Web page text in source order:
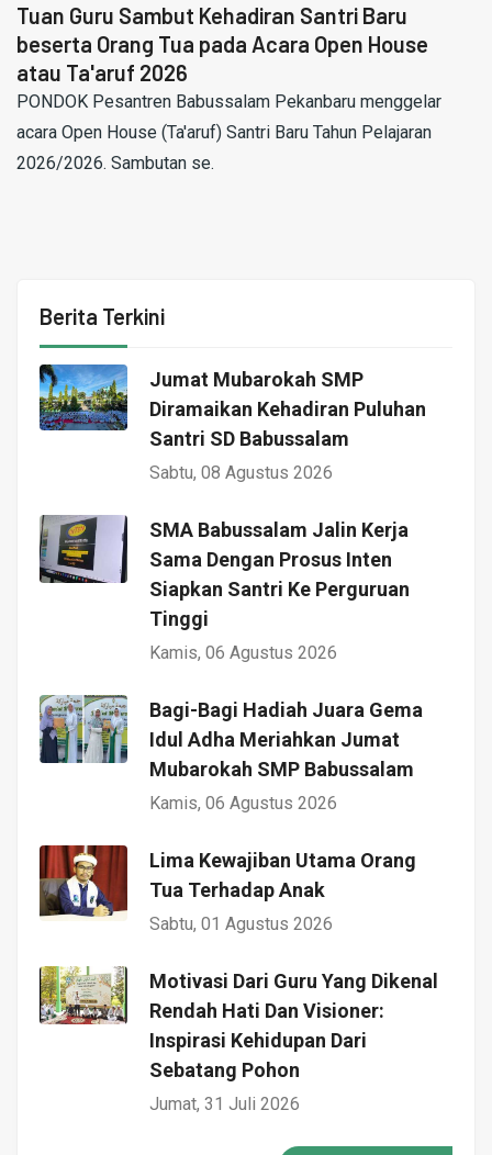
Tuan Guru Sambut Kehadiran Santri Baru
beserta Orang Tua pada Acara Open House
atau Ta'aruf 2026
PONDOK Pesantren Babussalam Pekanbaru menggelar
acara Open House (Ta'aruf) Santri Baru Tahun Pelajaran
2026/2026. Sambutan se.
Berita Terkini
Jumat Mubarokah SMP
Diramaikan Kehadiran Puluhan
Santri SD Babussalam
Sabtu, 08 Agustus 2026
SMA Babussalam Jalin Kerja
Sama Dengan Prosus Inten
Siapkan Santri Ke Perguruan
Tinggi
Kamis, 06 Agustus 2026
Bagi-Bagi Hadiah Juara Gema
Idul Adha Meriahkan Jumat
Mubarokah SMP Babussalam
Kamis, 06 Agustus 2026
Lima Kewajiban Utama Orang
Tua Terhadap Anak
Sabtu, 01 Agustus 2026
Motivasi Dari Guru Yang Dikenal
Rendah Hati Dan Visioner:
Inspirasi Kehidupan Dari
Sebatang Pohon
Jumat, 31 Juli 2026